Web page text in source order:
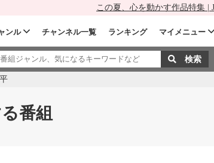
この夏、心を動かす作品特集 |
ンル チャンネル一覧 ランキング マイメニュー
番組